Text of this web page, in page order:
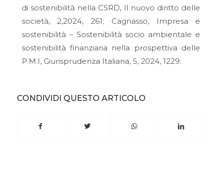
di sostenibilità nella CSRD, Il nuovo diritto delle
società, 2,2024, 261; Cagnasso,
Impresa e
sostenibilità – Sostenibilità socio ambientale e
sostenibilità finanziaria nella prospettiva delle
P.M.I, Giurisprudenza Italiana,5, 2024, 1229.
CONDIVIDI QUESTO ARTICOLO